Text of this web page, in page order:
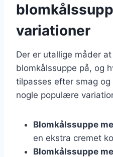
variationer
Der er utallige måder
blomkålssuppe på, og
tilpasses efter smag
nogle populære
Blomkålssuppe
en ekstra cremet
Blomkålssuppe